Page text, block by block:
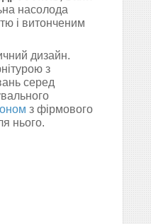
насолода
і витонченим
дизайн.
з
серед
з фірмового
нього.